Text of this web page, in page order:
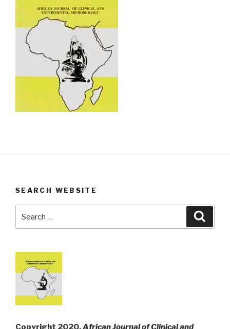
SEARCH WEBSITE
for:
Copyright 2020,African Journal of Clinical and